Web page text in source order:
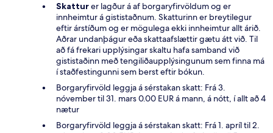
Skatturer lagður á af borgaryfirvöldum og er
innheimtur á gististaðnum. Skatturinn er breytilegur
eftir árstíðum og er mögulega ekki innheimtur allt árið.
Aðrar undanþágur eða skattaafslættir gætu átt við. Til
að fá frekari upplýsingar skaltu hafa samband við
gististaðinn með tengiliðaupplýsingunum sem finna má
í staðfestingunni sem berst eftir bókun.
Borgaryfirvöld leggja á sérstakan skatt: Frá 3.
nóvember til 31. mars 0.00 EUR á mann, á nótt, í allt að 4
nætur
Borgaryfirvöld leggja á sérstakan skatt: Frá 1. apríl til 2.